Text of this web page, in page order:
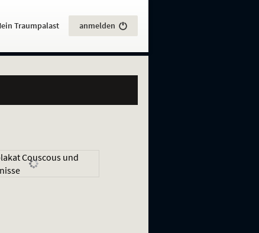
Traumpalast anmelden